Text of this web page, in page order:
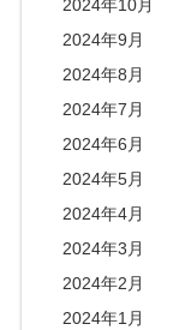
2024年10月
2024年9月
2024年8月
2024年7月
2024年6月
2024年5月
2024年4月
2024年3月
2024年2月
2024年1月